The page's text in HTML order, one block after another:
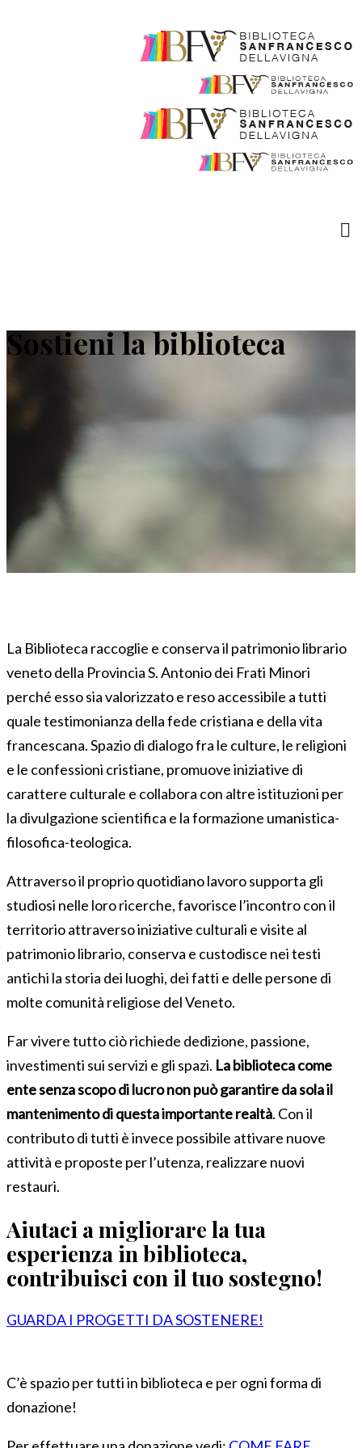
Sostieni la biblioteca
La Biblioteca raccoglie e conserva il patrimonio librario
veneto della Provincia S. Antonio dei Frati Minori
perché esso sia valorizzato e reso accessibile a tutti
quale testimonianza della fede cristiana e della vita
francescana. Spazio di dialogo fra le culture, le religioni
e le confessioni cristiane, promuove iniziative di
carattere culturale e collabora con altre istituzioni per
la divulgazione scientifica e la formazione umanistica-
filosofica-teologica.
Attraverso il proprio quotidiano lavoro supporta gli
studiosi nelle loro ricerche, favorisce l’incontro con il
territorio attraverso iniziative culturali e visite al
patrimonio librario, conserva e custodisce nei testi
antichi la storia dei luoghi, dei fatti e delle persone di
molte comunità religiose del Veneto.
Far vivere tutto ciò richiede dedizione, passione,
investimenti sui servizi e gli spazi. La biblioteca come
ente senza scopo di lucro non può garantire da sola il
mantenimento di questa importante realtà. Con il
contributo di tutti è invece possibile attivare nuove
attività e proposte per l’utenza, realizzare nuovi
restauri.
Aiutaci a migliorare la tua
esperienza in biblioteca,
contribuisci con il tuo sostegno!
GUARDA I PROGETTI DA SOSTENERE!
C’è spazio per tutti in biblioteca e per ogni forma di
donazione!